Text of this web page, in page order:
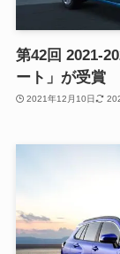
第42回 2021-
ート」が受賞
2021年12月10日